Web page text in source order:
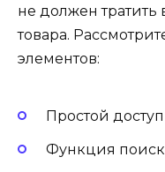
не должен
товара.
элементов:
Простой
Функция